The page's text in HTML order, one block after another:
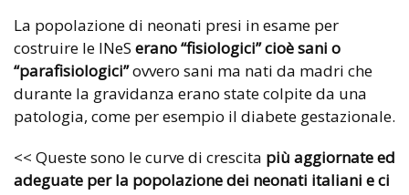
La popolazione di neonati presi in esame per
costruire le INeS erano “fisiologici” cioè sani o
“parafisiologici”ovvero sani ma nati da madri che
durante la gravidanza erano state colpite da una
patologia, come per esempio il diabete gestazionale.
<< Queste sono le curve di crescita più aggiornate ed
adeguate per la popolazione dei neonati italiani e ci